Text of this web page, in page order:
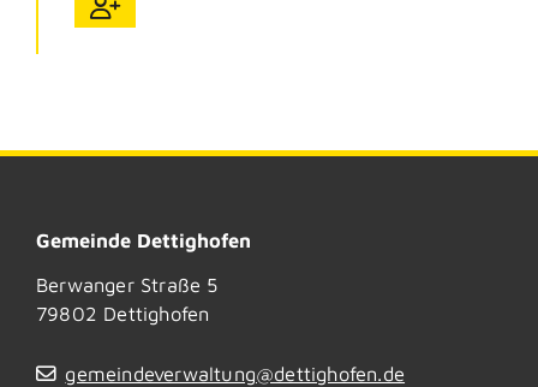
Gemeinde Dettighofen
Berwanger Straße 5
79802 Dettighofen
gemeindeverwaltung@dettighofen.de